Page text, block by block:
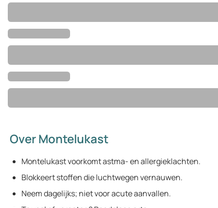
Over Montelukast
Montelukast voorkomt astma- en allergieklachten.
Blokkeert stoffen die luchtwegen vernauwen.
Neem dagelijks; niet voor acute aanvallen.